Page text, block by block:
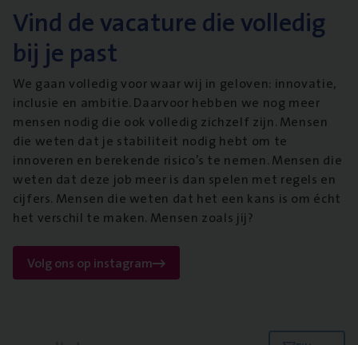
Vind de vacature die volledig
bij je past
We gaan volledig voor waar wij in geloven: innovatie,
inclusie en ambitie. Daarvoor hebben we nog meer
mensen nodig die ook volledig zichzelf zijn. Mensen
die weten dat je stabiliteit nodig hebt om te
innoveren en berekende risico’s te nemen. Mensen die
weten dat deze job meer is dan spelen met regels en
cijfers. Mensen die weten dat het een kans is om écht
het verschil te maken. Mensen zoals jij?
Volg ons op instagram